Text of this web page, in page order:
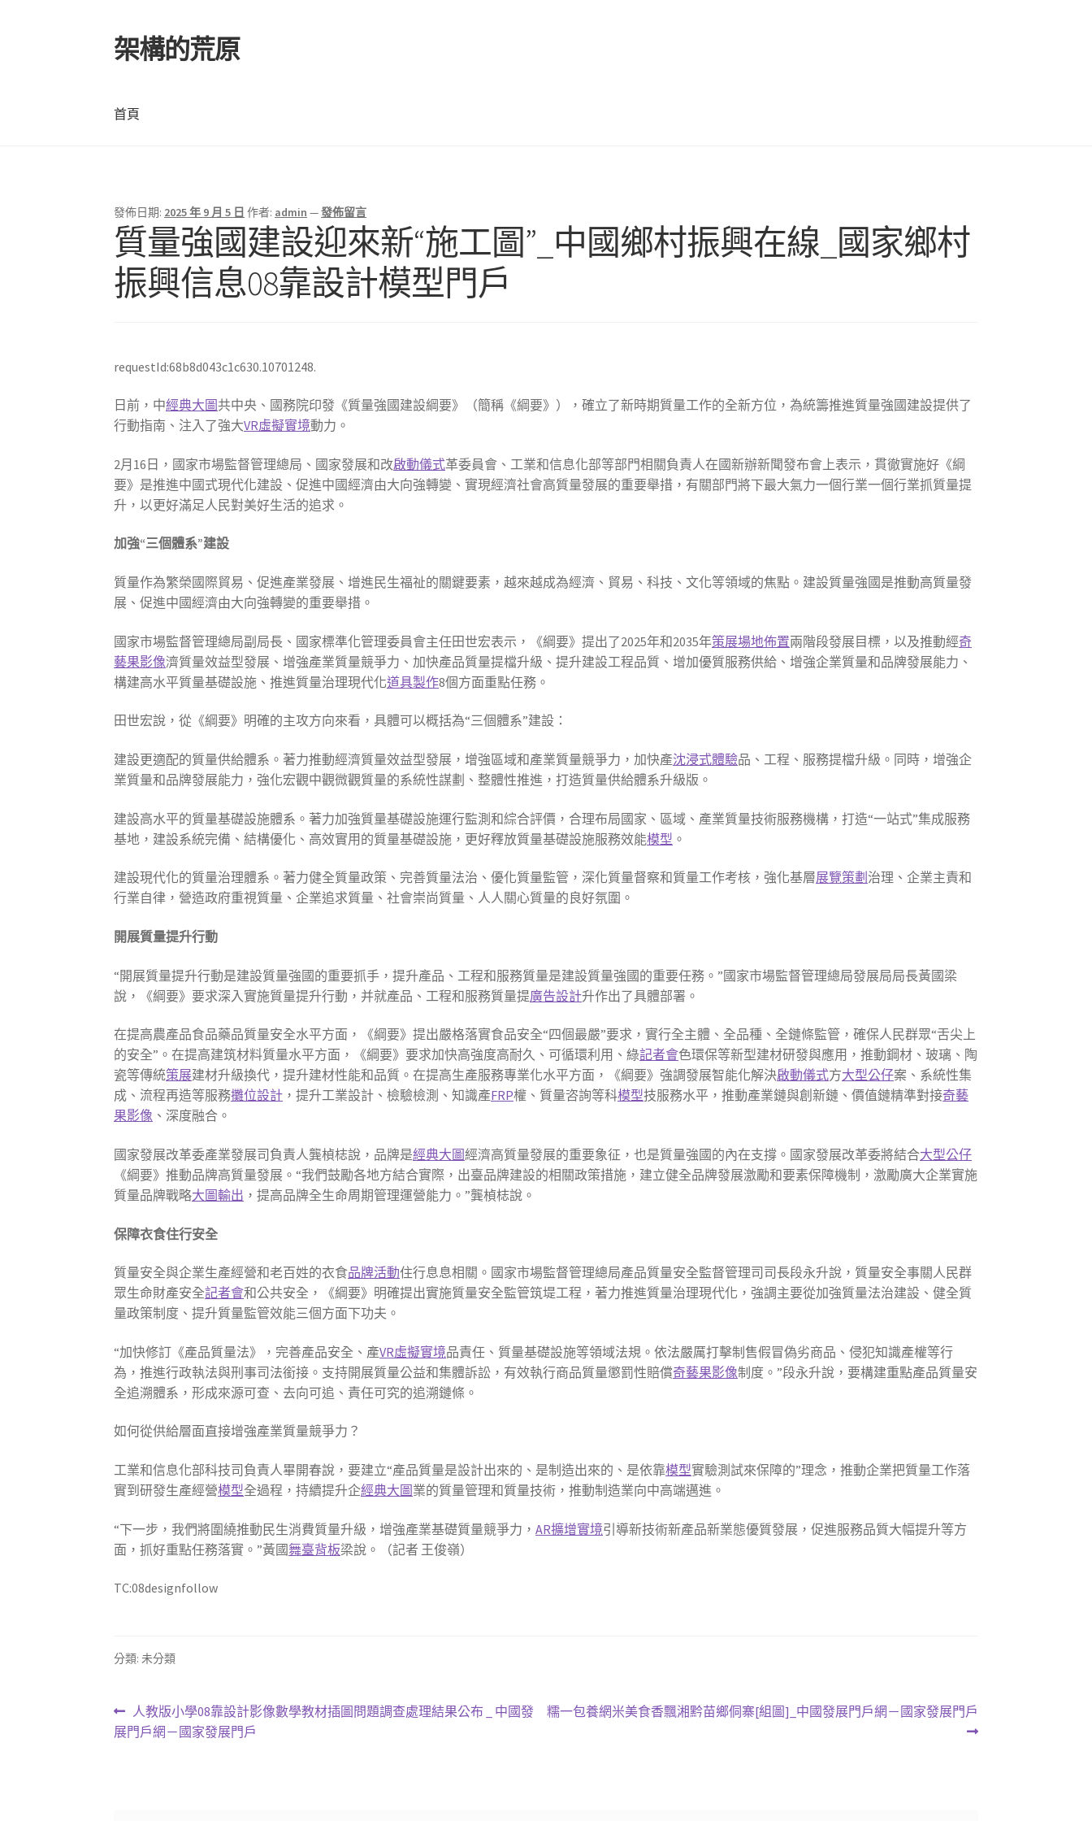
跳
至
覽
列
跳
至
要
內
架構的荒原
首頁
發佈日期: 2025 年 9 月 5 日 作者: admin —發佈留言
質量強國建設迎來新“施工圖”_中國鄉村振興在線_國家鄉村
振興信息08靠設計模型門戶
requestId:68b8d043c1c630.10701248.
日前，中經典大圖共中央、國務院印發《質量強國建設綱要》（簡稱《綱要》），確立了新時期質量工作的全新方位，為統籌推進質量強國建設提供了
行動指南、注入了強大VR虛擬實境動力。
2月16日，國家市場監督管理總局、國家發展和改啟動儀式革委員會、工業和信息化部等部門相關負責人在國新辦新聞發布會上表示，貫徹實施好《綱
要》是推進中國式現代化建設、促進中國經濟由大向強轉變、實現經濟社會高質量發展的重要舉措，有關部門將下最大氣力一個行業一個行業抓質量提
升，以更好滿足人民對美好生活的追求。
加強“三個體系”建設
質量作為繁榮國際貿易、促進產業發展、增進民生福祉的關鍵要素，越來越成為經濟、貿易、科技、文化等領域的焦點。建設質量強國是推動高質量發
展、促進中國經濟由大向強轉變的重要舉措。
國家市場監督管理總局副局長、國家標準化管理委員會主任田世宏表示，《綱要》提出了2025年和2035年策展場地佈置兩階段發展目標，以及推動經奇
藝果影像濟質量效益型發展、增強產業質量競爭力、加快產品質量提檔升級、提升建設工程品質、增加優質服務供給、增強企業質量和品牌發展能力、
構建高水平質量基礎設施、推進質量治理現代化道具製作8個方面重點任務。
田世宏說，從《綱要》明確的主攻方向來看，具體可以概括為“三個體系”建設：
建設更適配的質量供給體系。著力推動經濟質量效益型發展，增強區域和產業質量競爭力，加快產沈浸式體驗品、工程、服務提檔升級。同時，增強企
業質量和品牌發展能力，強化宏觀中觀微觀質量的系統性謀劃、整體性推進，打造質量供給體系升級版。
建設高水平的質量基礎設施體系。著力加強質量基礎設施運行監測和綜合評價，合理布局國家、區域、產業質量技術服務機構，打造“一站式”集成服務
基地，建設系統完備、結構優化、高效實用的質量基礎設施，更好釋放質量基礎設施服務效能模型 。
建設現代化的質量治理體系。著力健全質量政策、完善質量法治、優化質量監管，深化質量督察和質量工作考核，強化基層展覽策劃 治理、企業主責和
行業自律，營造政府重視質量、企業追求質量、社會崇尚質量、人人關心質量的良好氛圍。
開展質量提升行動
“開展質量提升行動是建設質量強國的重要抓手，提升產品、工程和服務質量是建設質量強國的重要任務。”國家市場監督管理總局發展局局長黃國梁
說，《綱要》要求深入實施質量提升行動，并就產品、工程和服務質量提廣告設計升作出了具體部署。
在提高農產品食品藥品質量安全水平方面，《綱要》提出嚴格落實食品安全“四個最嚴”要求，實行全主體、全品種、全鏈條監管，確保人民群眾“舌尖上
的安全”。在提高建筑材料質量水平方面，《綱要》要求加快高強度高耐久、可循環利用、綠記者會色環保等新型建材研發與應用，推動鋼材、玻璃、陶
瓷等傳統策展建材升級換代，提升建材性能和品質。在提高生產服務專業化水平方面，《綱要》強調發展智能化解決啟動儀式方大型公仔案、系統性集
成、流程再造等服務攤位設計 ，提升工業設計、檢驗檢測、知識產FRP權、質量咨詢等科模型技服務水平，推動產業鏈與創新鏈、價值鏈精準對接奇藝
果影像 、深度融合。
國家發展改革委產業發展司負責人龔楨梽說，品牌是經典大圖經濟高質量發展的重要象征，也是質量強國的內在支撐。國家發展改革委將結合大型公仔
《綱要》推動品牌高質量發展。“我們鼓勵各地方結合實際，出臺品牌建設的相關政策措施，建立健全品牌發展激勵和要素保障機制，激勵廣大企業實施
質量品牌戰略大圖輸出 ，提高品牌全生命周期管理運營能力。”龔楨梽說。
保障衣食住行安全
質量安全與企業生產經營和老百姓的衣食品牌活動住行息息相關。國家市場監督管理總局產品質量安全監督管理司司長段永升說，質量安全事關人民群
眾生命財產安全記者會和公共安全，《綱要》明確提出實施質量安全監管筑堤工程，著力推進質量治理現代化，強調主要從加強質量法治建設、健全質
量政策制度、提升質量監管效能三個方面下功夫。
“加快修訂《產品質量法》，完善產品安全、產VR虛擬實境品責任、質量基礎設施等領域法規。依法嚴厲打擊制售假冒偽劣商品、侵犯知識產權等行
為，推進行政執法與刑事司法銜接。支持開展質量公益和集體訴訟，有效執行商品質量懲罰性賠償奇藝果影像制度。”段永升說，要構建重點產品質量安
全追溯體系，形成來源可查、去向可追、責任可究的追溯鏈條。
如何從供給層面直接增強產業質量競爭力？
工業和信息化部科技司負責人畢開春說，要建立“產品質量是設計出來的、是制造出來的、是依靠模型實驗測試來保障的”理念，推動企業把質量工作落
實到研發生產經營模型全過程，持續提升企經典大圖業的質量管理和質量技術，推動制造業向中高端邁進。
“下一步，我們將圍繞推動民生消費質量升級，增強產業基礎質量競爭力，AR擴增實境引導新技術新產品新業態優質發展，促進服務品質大幅提升等方
面，抓好重點任務落實。”黃國舞臺背板梁說。（記者 王俊嶺）
TC:08designfollow
分類: 未分類
文
章
上
一
人教版小學08靠設計影像數學教材插圖問題調查處理結果公布 _ 中國發
展門戶網－國家發展門戶
下
糯一包養網米美食香飄湘黔苗鄉侗寨[組圖]_中國發展門戶網－國家發展門戶